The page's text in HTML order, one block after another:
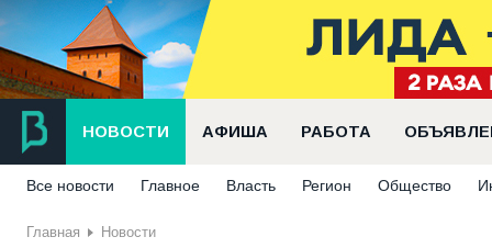
НОВОСТИ АФИША РАБОТА
Все новости Главное Власть Регион Общество
Главная Новости